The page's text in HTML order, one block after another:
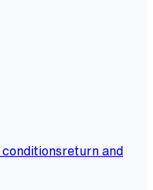
return and